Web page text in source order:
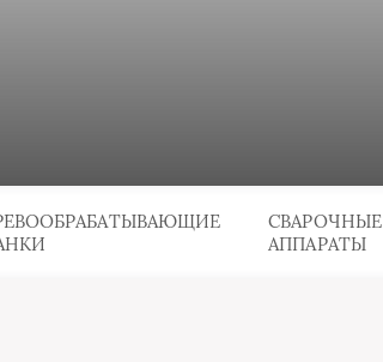
СВАРОЧНЫЕ
АППАРАТЫ